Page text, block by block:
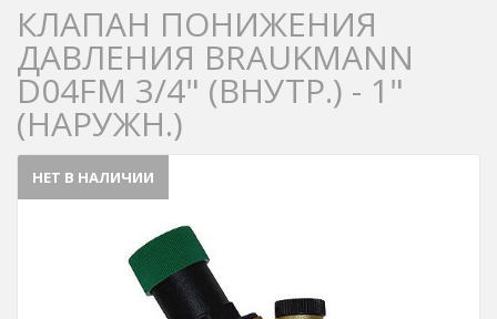
КЛАПАН ПОНИЖЕНИЯ
ДАВЛЕНИЯ BRAUKMANN
D04FM 3/4" (ВНУТР.) - 1"
(НАРУЖН.)
НЕТ В НАЛИЧИИ
Previous